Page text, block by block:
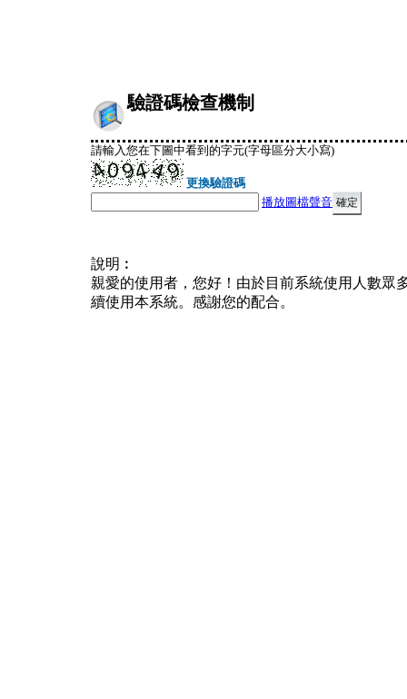
驗證碼檢查機制
請輸入您在下圖中看到的字元(字母區分大小寫)
更換驗證碼
播放圖檔聲音
說明︰
親愛的使用者，您好！由於目前系統使用人數眾
續使用本系統。感謝您的配合。